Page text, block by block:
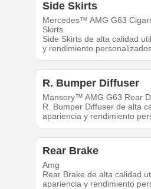
Side Skirts
Mercedes™ AMG G63
Skirts
Side Skirts de alta calidad
y rendimiento
R. Bumper Diffuser
Mansory™ AMG G63 Rear
R. Bumper Diffuser de alta
apariencia y rendimiento
Rear Brake
Amg
Rear Brake de alta calidad
apariencia y rendimiento